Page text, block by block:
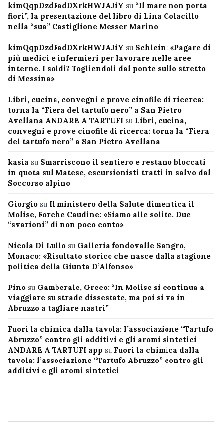
kimQqpDzdFadDXrkHWJAJiY su “Il mare non porta
fiori”, la presentazione del libro di Lina Colacillo
nella “sua” Castiglione Messer Marino
kimQqpDzdFadDXrkHWJAJiY su Schlein: «Pagare di
più medici e infermieri per lavorare nelle aree
interne. I soldi? Togliendoli dal ponte sullo stretto
di Messina»
Libri, cucina, convegni e prove cinofile di ricerca:
torna la “Fiera del tartufo nero” a San Pietro
Avellana ANDARE A TARTUFI su Libri, cucina,
convegni e prove cinofile di ricerca: torna la “Fiera
del tartufo nero” a San Pietro Avellana
kasia su Smarriscono il sentiero e restano bloccati
in quota sul Matese, escursionisti tratti in salvo dal
Soccorso alpino
Giorgio su Il ministero della Salute dimentica il
Molise, Forche Caudine: «Siamo alle solite. Due
“svarioni” di non poco conto»
Nicola Di Lullo su Galleria fondovalle Sangro,
Monaco: «Risultato storico che nasce dalla stagione
politica della Giunta D’Alfonso»
Pino su Gamberale, Greco: “In Molise si continua a
viaggiare su strade dissestate, ma poi si va in
Abruzzo a tagliare nastri”
Fuori la chimica dalla tavola: l’associazione “Tartufo
Abruzzo” contro gli additivi e gli aromi sintetici
ANDARE A TARTUFI app su Fuori la chimica dalla
tavola: l’associazione “Tartufo Abruzzo” contro gli
additivi e gli aromi sintetici